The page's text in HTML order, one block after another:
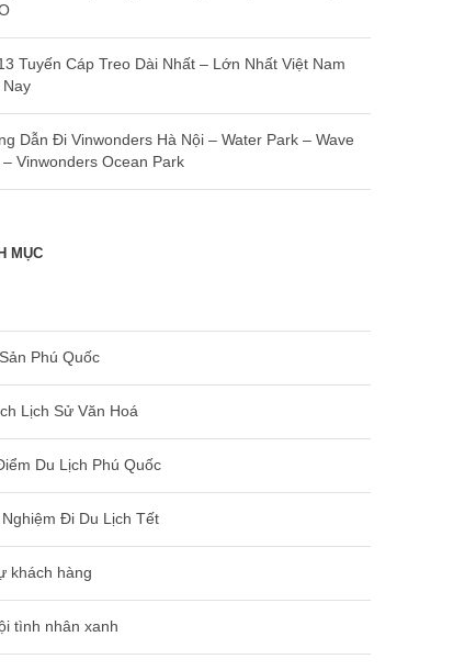
Tuyến Cáp Treo Dài Nhất – Lớn Nhất Việt Nam
Nay
Dẫn Đi Vinwonders Hà Nội – Water Park – Wave
– Vinwonders Ocean Park
MỤC
Phú Quốc
Lịch Sử Văn Hoá
Du Lịch Phú Quốc
Nghiệm Đi Du Lịch Tết
khách hàng
tình nhân xanh